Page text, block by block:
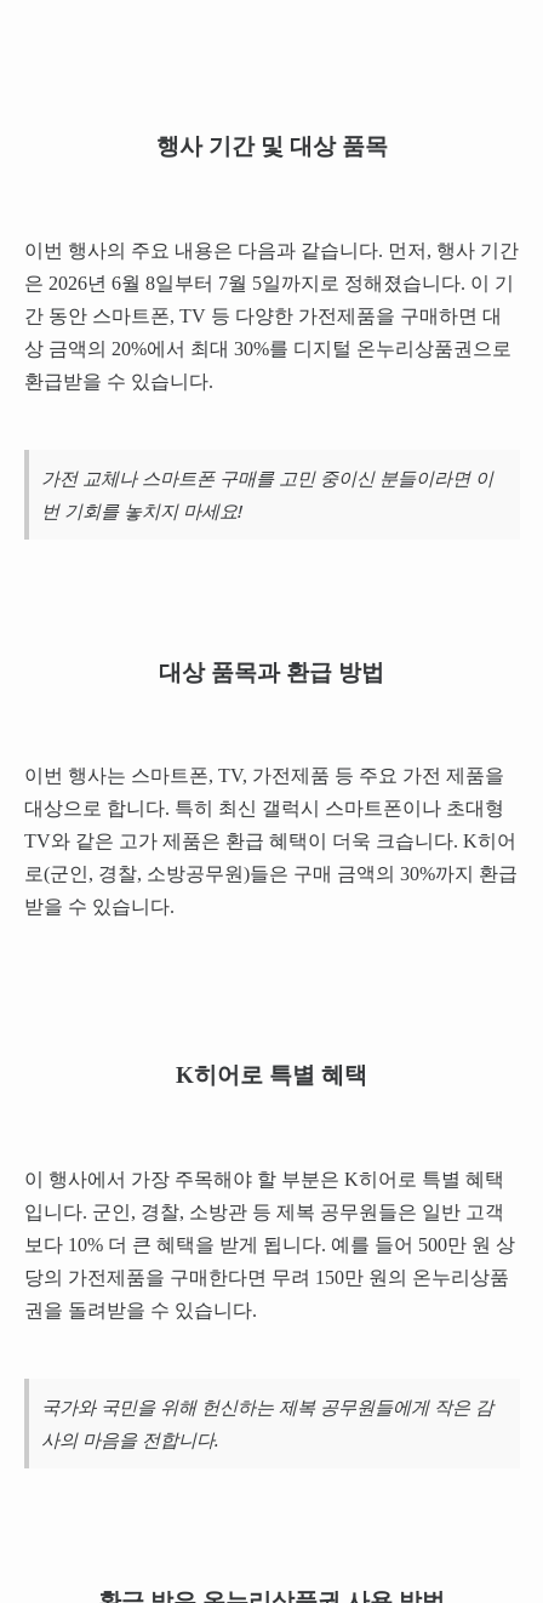
행사 기간 및 대상 품목
이번 행사의 주요 내용은 다음과 같습니다. 먼저, 행사 기간
은 2026년 6월 8일부터 7월 5일까지로 정해졌습니다. 이 기
간 동안 스마트폰, TV 등 다양한 가전제품을 구매하면 대
상 금액의 20%에서 최대 30%를 디지털 온누리상품권으로
환급받을 수 있습니다.
가전 교체나 스마트폰 구매를 고민 중이신 분들이라면 이
번 기회를 놓치지 마세요!
대상 품목과 환급 방법
이번 행사는 스마트폰, TV, 가전제품 등 주요 가전 제품을
대상으로 합니다. 특히 최신 갤럭시 스마트폰이나 초대형
TV와 같은 고가 제품은 환급 혜택이 더욱 크습니다. K히어
로(군인, 경찰, 소방공무원)들은 구매 금액의 30%까지 환급
받을 수 있습니다.
K히어로 특별 혜택
이 행사에서 가장 주목해야 할 부분은 K히어로 특별 혜택
입니다. 군인, 경찰, 소방관 등 제복 공무원들은 일반 고객
보다 10% 더 큰 혜택을 받게 됩니다. 예를 들어 500만 원 상
당의 가전제품을 구매한다면 무려 150만 원의 온누리상품
권을 돌려받을 수 있습니다.
국가와 국민을 위해 헌신하는 제복 공무원들에게 작은 감
사의 마음을 전합니다.